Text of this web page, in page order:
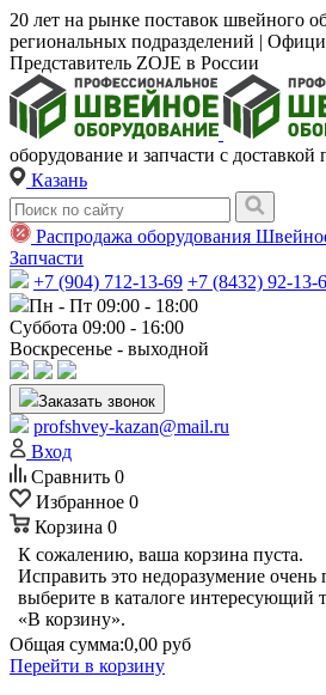
20 лет на рынке поставок швейного
региональных подразделений |
Представитель ZOJE в России
оборудование и запчасти с доставкой
Казань
Распродажа оборудования
Запчасти
+7 (904) 712-13-69 +7 (8432) 92-13-
Пн - Пт 09:00 - 18:00
Суббота 09:00 - 16:00
Воскресенье - выходной
Заказать звонок
profshvey-kazan@mail.ru
Вход
Сравнить 0
Избранное 0
Корзина 0
К сожалению, ваша корзина пуста.
Исправить это недоразумение очень
выберите в каталоге интересующий
«В корзину».
Общая сумма:0,00 руб
Перейти в корзину